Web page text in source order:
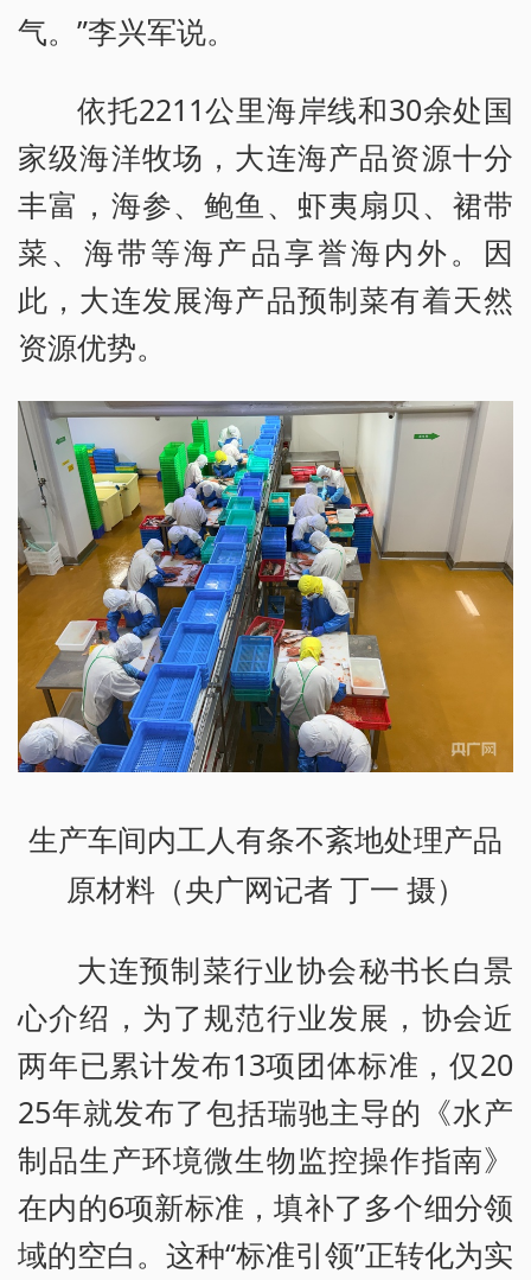
气。”李兴军说。
依托2211公里海岸线和30余处国
家级海洋牧场，大连海产品资源十分
丰富，海参、鲍鱼、虾夷扇贝、裙带
菜、海带等海产品享誉海内外。因
此，大连发展海产品预制菜有着天然
资源优势。
生产车间内工人有条不紊地处理产品
原材料（央广网记者 丁一 摄）
大连预制菜行业协会秘书长白景
心介绍，为了规范行业发展，协会近
两年已累计发布13项团体标准，仅20
25年就发布了包括瑞驰主导的《水产
制品生产环境微生物监控操作指南》
在内的6项新标准，填补了多个细分领
域的空白。这种“标准引领”正转化为实